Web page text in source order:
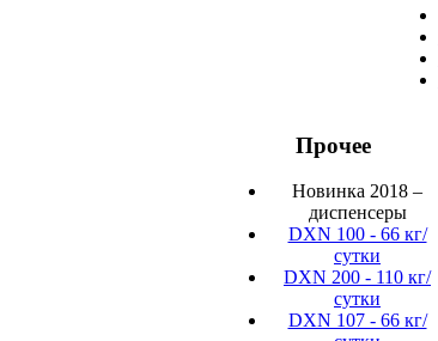
Прочее
Новинка 2018 –
диспенсеры
DXN 100 - 66 кг/
сутки
DXN 200 - 110 кг/
сутки
DXN 107 - 66 кг/